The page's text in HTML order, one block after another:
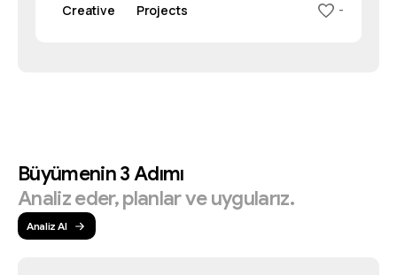
Creative Projects -
Büyümenin3Adımı
Analizeder,planlarveuygularız.
Analiz Al